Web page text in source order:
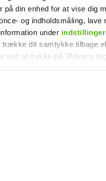
på din enhed for at vise dig
og indholdsmåling, lave
under indstillinger
trække dit samtykke tilbage
ved at trykke på "Privacy
fra tredjeparter til at
præferencer samt til brug